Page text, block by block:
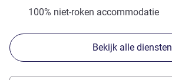
100% niet-roken accommodatie
Bekijk alle diensten